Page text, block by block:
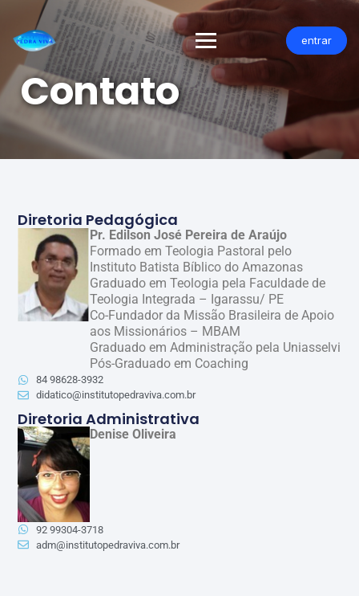
entrar
Contato
Diretoria Pedagógica
Pr. Edilson José Pereira de Araújo
Formado em Teologia Pastoral pelo
Instituto Batista Bíblico do Amazonas
Graduado em Teologia pela Faculdade de
Teologia Integrada – Igarassu/ PE
Co-Fundador da Missão Brasileira de Apoio
aos Missionários – MBAM
Graduado em Administração pela Uniasselvi
Pós-Graduado em Coaching
84 98628-3932
didatico@institutopedraviva.com.br
Diretoria Administrativa
Denise Oliveira
92 99304-3718
adm@institutopedraviva.com.br